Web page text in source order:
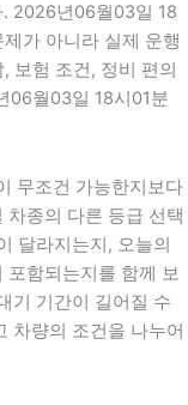
2026년06월03일 18
가 아니라 실제 운행
보험 조건, 정비 편의
06월03일 18시01분
무조건 가능한지보다
종의 다른 등급 선택
달라지는지, 오늘의
포함되는지를 함께 보
기 기간이 길어질 수
차량의 조건을 나누어